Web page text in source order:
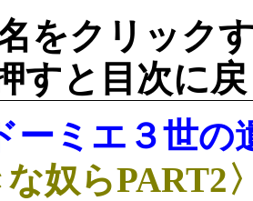
をクリック
すと目次に
ーミエ３世の
な奴らPART2